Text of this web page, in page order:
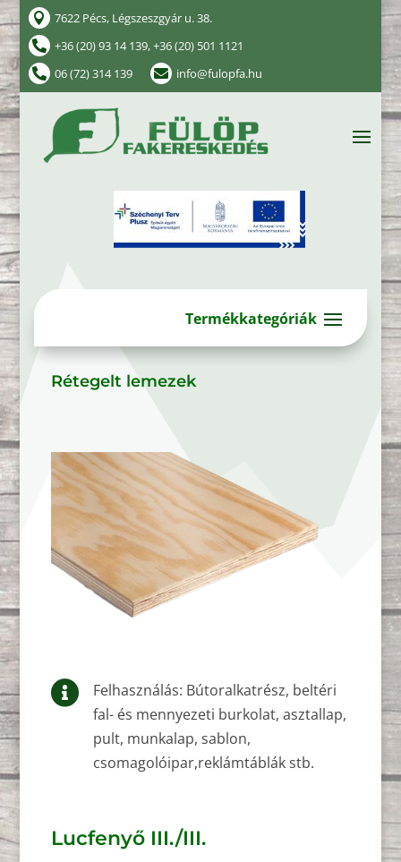
 7622 Pécs, Légszeszgyár u. 38.
 +36 (20) 93 14 139, +36 (20) 501 1121
 06 (72) 314 139  info@fulopfa.hu
Rétegelt lemezek

Felhasználás: Bútoralkatrész, beltéri
fal- és mennyezeti burkolat, asztallap,
pult, munkalap, sablon,
csomagolóipar,reklámtáblák stb.
Lucfenyő III./III.